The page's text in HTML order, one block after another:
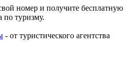
номер и получите бесплатную
по туризму.
- от туристического агентства